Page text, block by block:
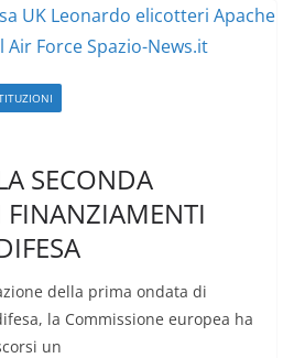
SECONDA
della prima ondata di
la Commissione europea ha
un